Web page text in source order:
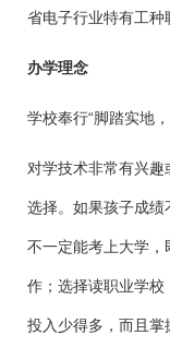
省电子行业特有工种
办学理念
学校奉行“脚踏实地
对学技术非常有兴
选择。如果孩子成绩
不一定能考上大学
作；选择读职业学校
投入少得多，而且掌